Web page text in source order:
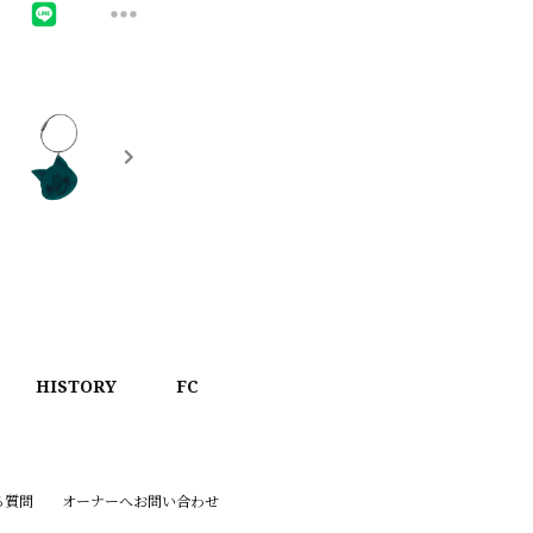
HISTORY FC
質問 オーナーへお問い合わせ